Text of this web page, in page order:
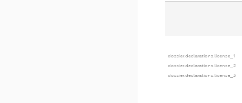
dossier.declarations.license_1
dossier.declarations.license_2
dossier.declarations.license_3